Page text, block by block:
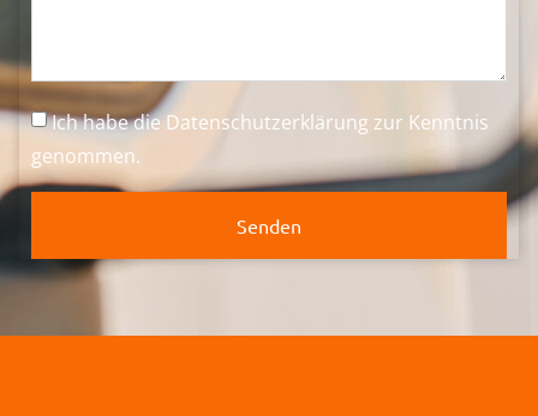
Ich habe dieDatenschutzerklärung zur Kenntnis
genommen.
Senden